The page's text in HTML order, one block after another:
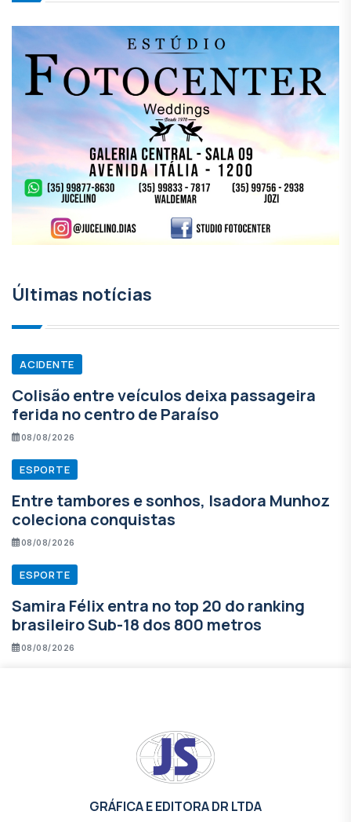
Últimas notícias
ACIDENTE
Colisão entre veículos deixa passageira
ferida no centro de Paraíso
08/08/2026
ESPORTE
Entre tambores e sonhos, Isadora Munhoz
coleciona conquistas
08/08/2026
ESPORTE
Samira Félix entra no top 20 do ranking
brasileiro Sub-18 dos 800 metros
08/08/2026
GRÁFICA E EDITORA DR LTDA